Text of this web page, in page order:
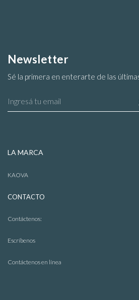
Newsletter
Sé la primera en enterarte de las
LA MARCA
KAOVA
CONTACTO
Contáctenos:
Escríbenos
Contáctenos en línea